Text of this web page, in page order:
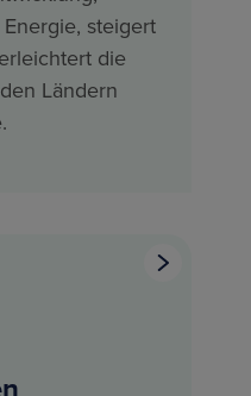
steigert
die
Ländern